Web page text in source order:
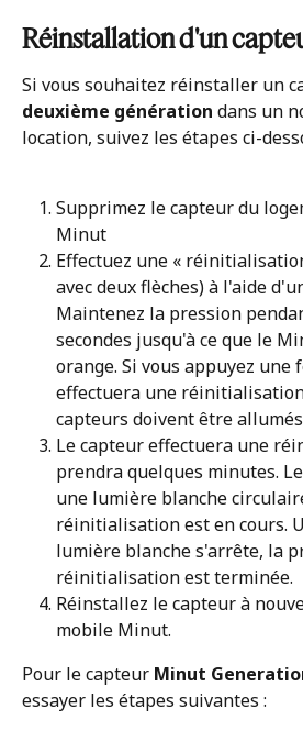
Réinstallation d'un
Si vous souhaitez réinstaller un
deuxième génération dans un
location, suivez les étapes ci-
Supprimez le capteur du
Minut
Effectuez une «
avec deux flèches) à l'aide
Maintenez la pression
secondes jusqu'à ce que le
orange. Si vous appuyez
effectuera une
capteurs doivent être
Le capteur effectuera une
prendra quelques minutes.
une lumière blanche
réinitialisation est en cours.
lumière blanche s'arrête, la
réinitialisation est terminée.
Réinstallez le capteur à
mobile Minut.
Pour le capteur Minut
essayer les étapes suivantes :